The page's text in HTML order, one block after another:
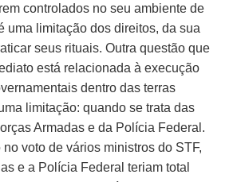
controlados no seu ambiente de
uma limitação dos direitos, da sua
seus rituais. Outra questão que
está relacionada à execução
dentro das terras
limitação: quando se trata das
Armadas e da Polícia Federal.
voto de vários ministros do STF,
e a Polícia Federal teriam total